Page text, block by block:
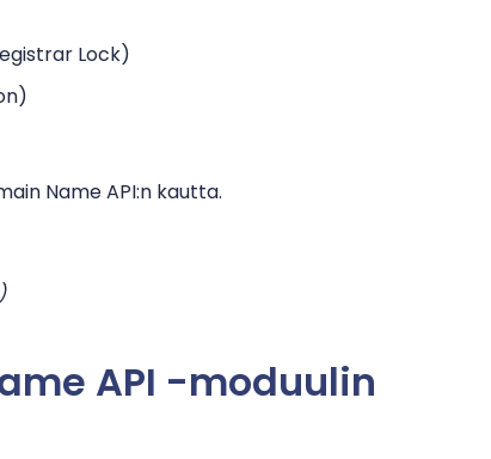
Lock)
Name API:n kautta.
API -moduulin